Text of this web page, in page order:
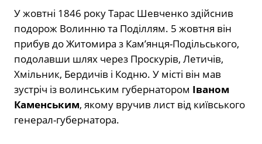
У жовтні 1846 року Тарас Шевченко здійснив
подорож Волинню та Поділлям. 5 жовтня він
прибув до Житомира з Кам’янця-Подільського,
подолавши шлях через Проскурів, Летичів,
Хмільник, Бердичів і Кодню. У місті він мав
зустріч із волинським губернатором Іваном
Каменським, якому вручив лист від київського
генерал-губернатора.